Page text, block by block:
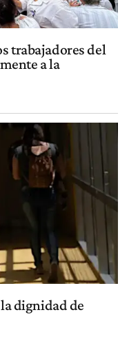
trabajadores del
a la
dignidad de